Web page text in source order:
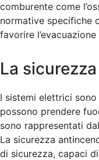
comburente come
normative specifiche
favorire
La
I sistemi elettrici
possono prendere
sono rappresentati
La sicurezza
di sicurezza, capaci